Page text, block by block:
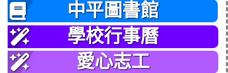
中平圖書館
學校行事曆
愛心志工